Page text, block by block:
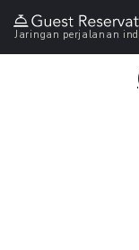
Jaringan perjalanan